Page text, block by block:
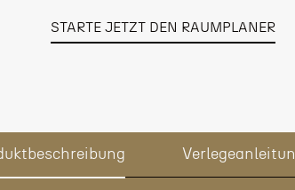
STARTE JETZT DEN RAUMPLANER